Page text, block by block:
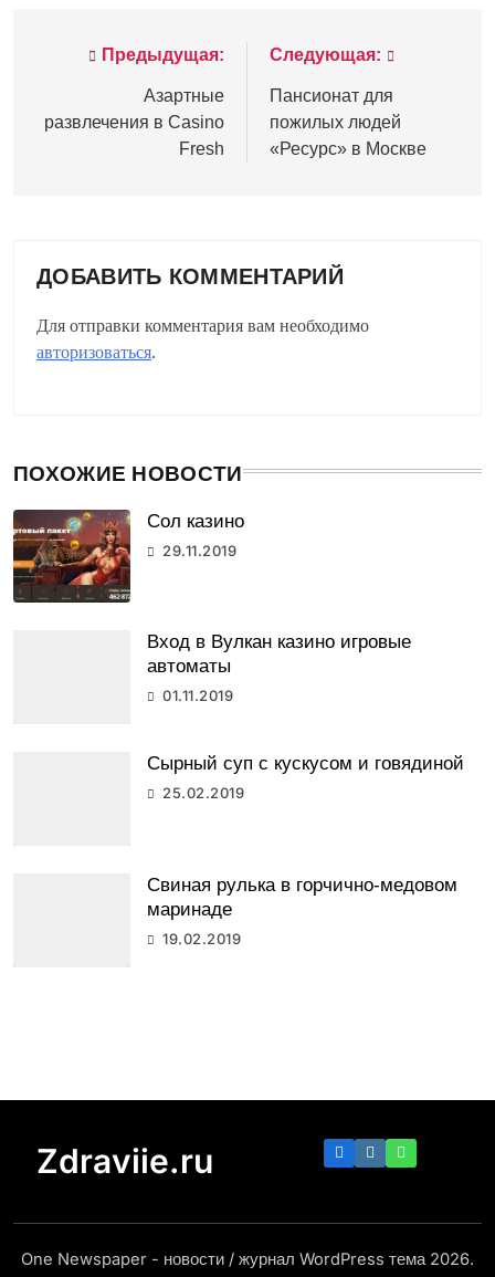
Навигация
записям
Предыдущая:
Азартные
развлечения в Casino
Fresh
Следующая:
Пансионат для
пожилых людей
«Ресурс» в Москве
ДОБАВИТЬ КОММЕНТАРИЙ
Для отправки комментария вам необходимо
авторизоваться.
ПОХОЖИЕ НОВОСТИ
Сол казино
29.11.2019
Вход в Вулкан казино игровые
автоматы
01.11.2019
Сырный суп с кускусом и говядиной
25.02.2019
Свиная рулька в горчично-медовом
маринаде
19.02.2019
Zdraviie.ru
One Newspaper - новости / журнал WordPress тема 2026.